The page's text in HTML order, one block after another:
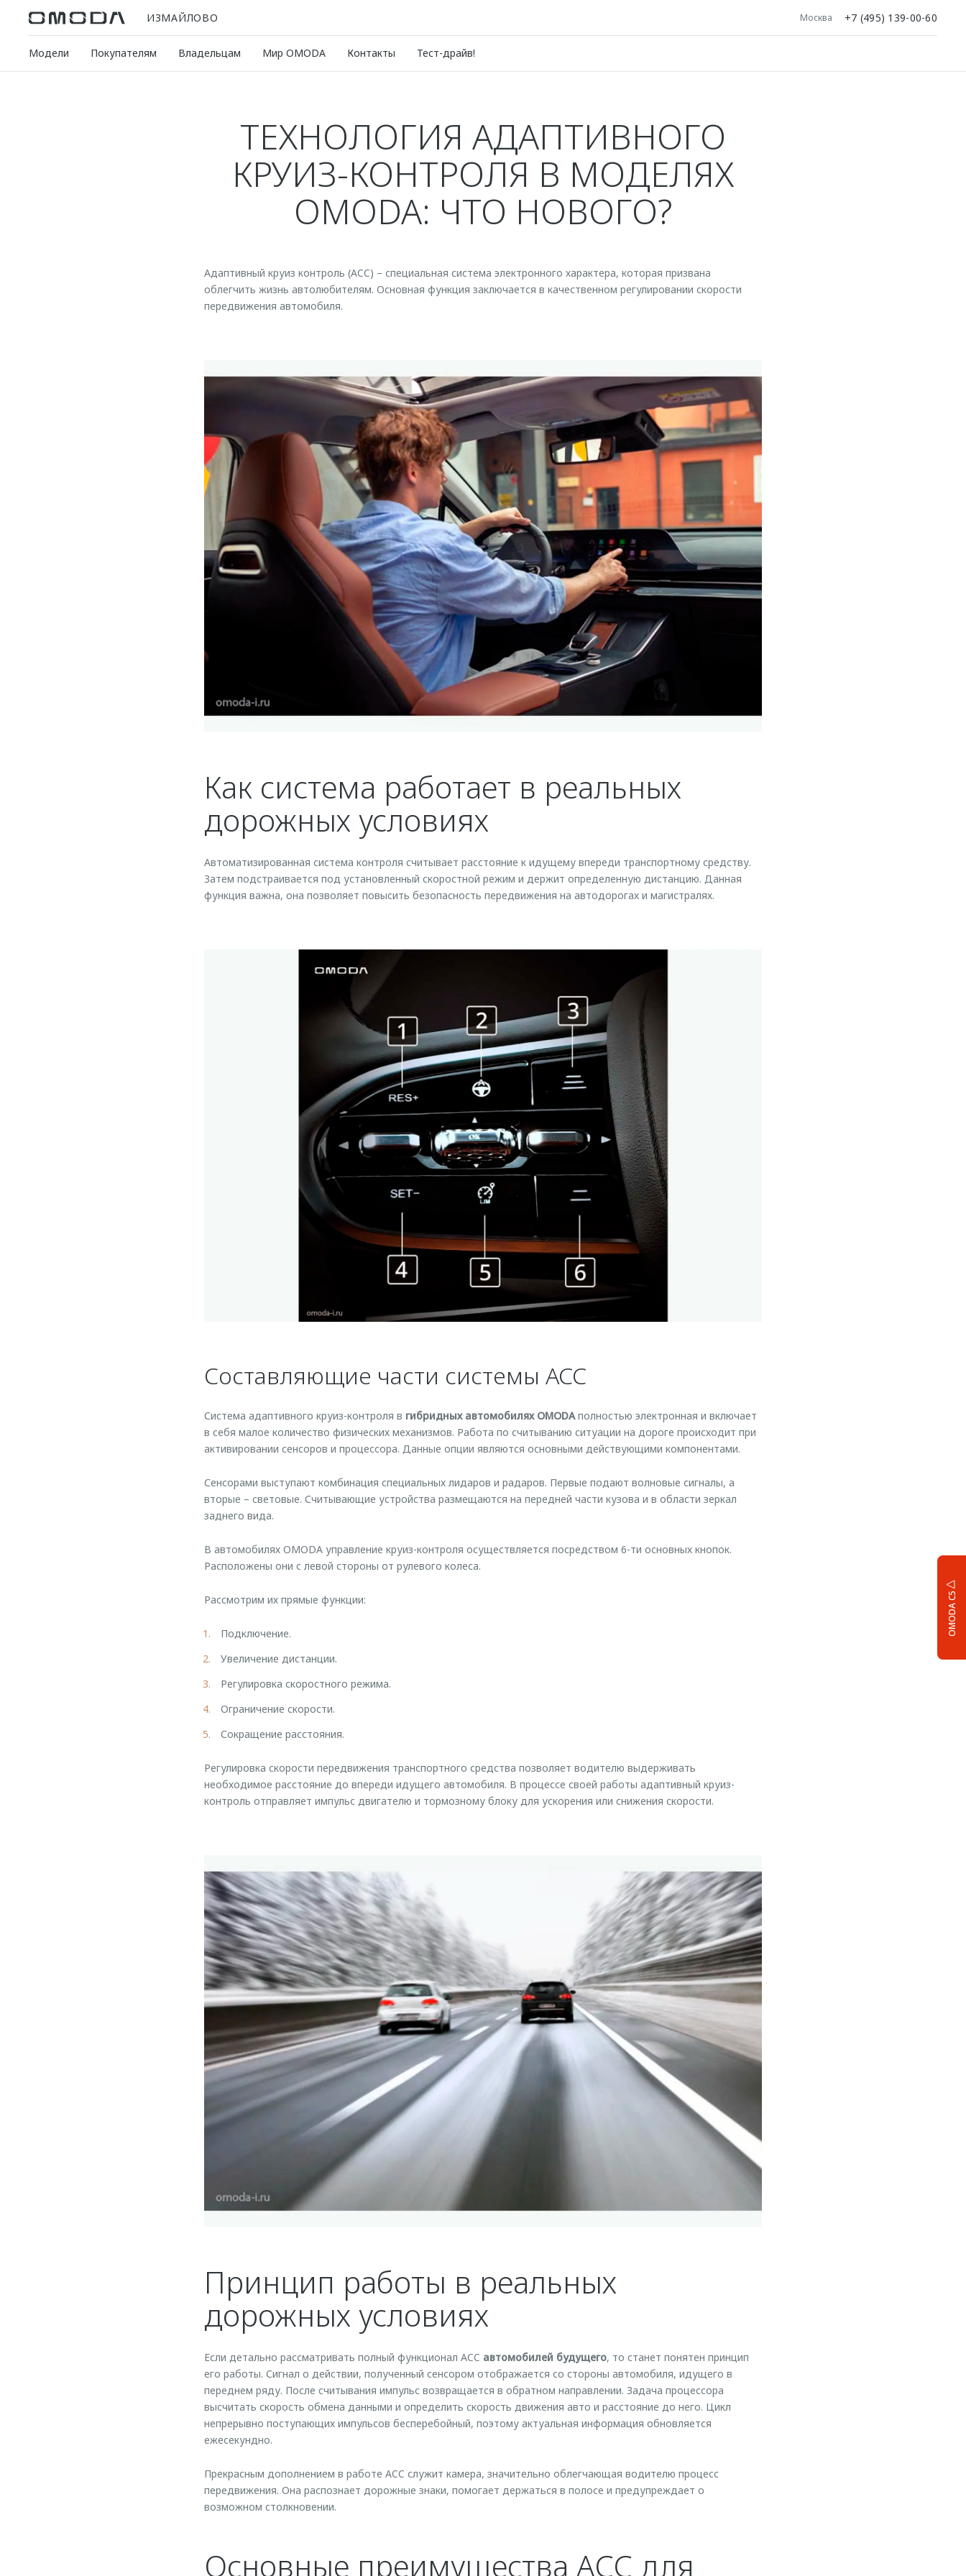
ИЗМАЙЛОВО Москва +7 (495) 139-00-60
Модели Покупателям Владельцам Мир OMODA Контакты Тест-драйв!
OMODA C5
ТЕХНОЛОГИЯ АДАПТИВНОГО
КРУИЗ-КОНТРОЛЯ В МОДЕЛЯХ
OMODA: ЧТО НОВОГО?
Адаптивный круиз контроль (ACC) – специальная система электронного характера, которая призвана
облегчить жизнь автолюбителям. Основная функция заключается в качественном регулировании скорости
передвижения автомобиля.
Как система работает в реальных
дорожных условиях
Автоматизированная система контроля считывает расстояние к идущему впереди транспортному средству.
Затем подстраивается под установленный скоростной режим и держит определенную дистанцию. Данная
функция важна, она позволяет повысить безопасность передвижения на автодорогах и магистралях.
Составляющие части системы ACC
Система адаптивного круиз-контроля в гибридных автомобилях OMODAполностью электронная и включает
в себя малое количество физических механизмов. Работа по считыванию ситуации на дороге происходит при
активировании сенсоров и процессора. Данные опции являются основными действующими компонентами.
Сенсорами выступают комбинация специальных лидаров и радаров. Первые подают волновые сигналы, а
вторые – световые. Считывающие устройства размещаются на передней части кузова и в области зеркал
заднего вида.
В автомобилях OMODA управление круиз-контроля осуществляется посредством 6-ти основных кнопок.
Расположены они с левой стороны от рулевого колеса.
Рассмотрим их прямые функции:
Подключение.
Увеличение дистанции.
Регулировка скоростного режима.
Ограничение скорости.
Сокращение расстояния.
Регулировка скорости передвижения транспортного средства позволяет водителю выдерживать
необходимое расстояние до впереди идущего автомобиля. В процессе своей работы адаптивный круиз-
контроль отправляет импульс двигателю и тормозному блоку для ускорения или снижения скорости.
Принцип работы в реальных
дорожных условиях
Если детально рассматривать полный функционал ACC автомобилей будущего, то станет понятен принцип
его работы. Сигнал о действии, полученный сенсором отображается со стороны автомобиля, идущего в
переднем ряду. После считывания импульс возвращается в обратном направлении. Задача процессора
высчитать скорость обмена данными и определить скорость движения авто и расстояние до него. Цикл
непрерывно поступающих импульсов бесперебойный, поэтому актуальная информация обновляется
ежесекундно.
Прекрасным дополнением в работе ACC служит камера, значительно облегчающая водителю процесс
передвижения. Она распознает дорожные знаки, помогает держаться в полосе и предупреждает о
возможном столкновении.
Основные преимущества ACC для